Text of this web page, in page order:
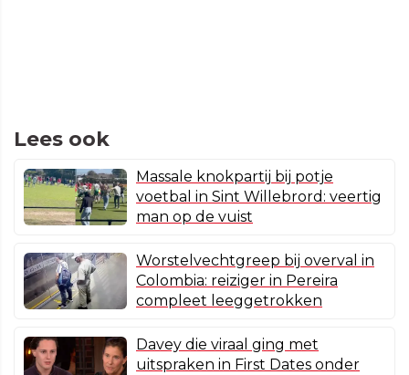
Lees ook
Massale knokpartij bij potje
voetbal in Sint Willebrord: veertig
man op de vuist
Worstelvechtgreep bij overval in
Colombia: reiziger in Pereira
compleet leeggetrokken
Davey die viraal ging met
uitspraken in First Dates onder